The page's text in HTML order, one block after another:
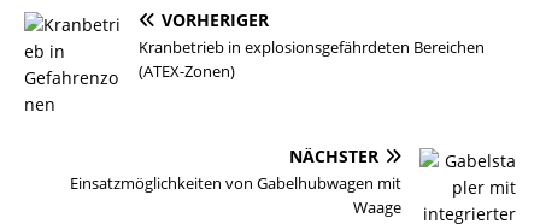
VORHERIGER
Kranbetrieb in explosionsgefährdeten Bereichen
(ATEX-Zonen)
NÄCHSTER
Einsatzmöglichkeiten von Gabelhubwagen mit
Waage